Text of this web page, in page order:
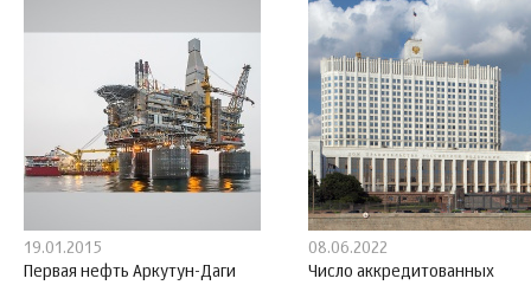
19.01.2015
Первая нефть Аркутун-Даги
08.06.2022
Число аккредитованных